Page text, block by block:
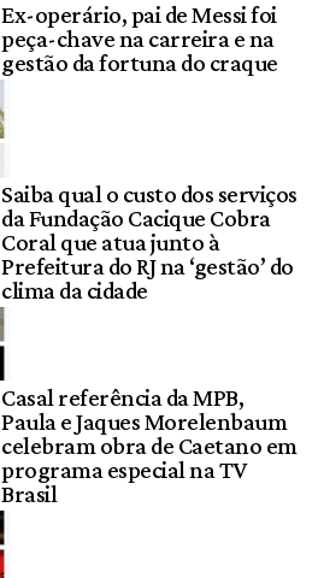
Ex-operário, pai de Messi foi
peça-chave na carreira e na
gestão da fortuna do craque
Saiba qual o custo dos serviços
da Fundação Cacique Cobra
Coral que atua junto à
Prefeitura do RJ na ‘gestão’ do
clima da cidade
Casal referência da MPB,
Paula e Jaques Morelenbaum
celebram obra de Caetano em
programa especial na TV
Brasil